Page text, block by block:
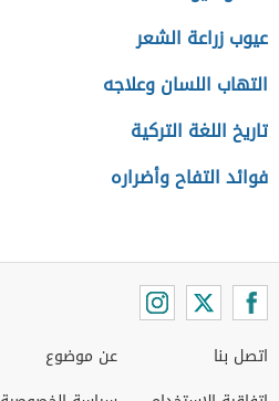
عيوب زراعة الشعر
التهاب اللسان وعلاجه
تاريخ اللغة التركية
فوائد التفاح وأضراره
اتصل بنا
عن موضوع